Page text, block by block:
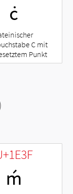
ċ
C mit
Punkt
ḿ